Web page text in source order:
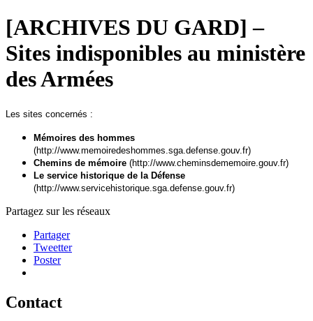
[ARCHIVES DU GARD] –
Sites indisponibles au ministère
des Armées
Les sites concernés :
Mémoires des hommes
(http://www.memoiredeshommes.sga.defense.gouv.fr)
Chemins de mémoire (http://www.cheminsdememoire.gouv.fr)
Le service historique de la Défense
(http://www.servicehistorique.sga.defense.gouv.fr)
Partagez sur les réseaux
Partager
Tweetter
Poster
Contact